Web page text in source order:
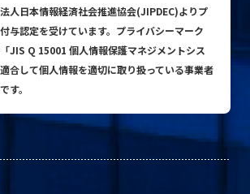
プライバシーポリシー
© ACN Inc.
人日本情報経済社会推進協会(JIPDEC)よりプ
与認定を受けています。プライバシーマーク
JIS Q 15001 個人情報保護マネジメントシス
合して個人情報を適切に取り扱っている事業者
す。